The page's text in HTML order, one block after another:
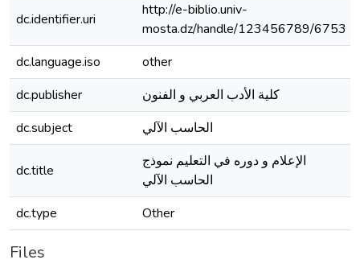
dc.identifier.uri
http://e-biblio.univ-
mosta.dz/handle/123456789/6753
dc.language.iso
other
dc.publisher
كلية الأدب العربي و الفنون
dc.subject
الحاسب الآلي
dc.title
الإعلام و دوره في التعليم نموذج
الحاسب الآلي
dc.type Other
Files